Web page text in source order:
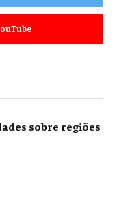
sobre regiões